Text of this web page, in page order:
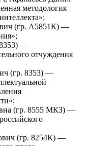
методология
(гр. А5851К) —
8353) —
отчуждения
(гр. 8353) —
(гр. 8555 МКЗ) —
(гр. 8254К) —